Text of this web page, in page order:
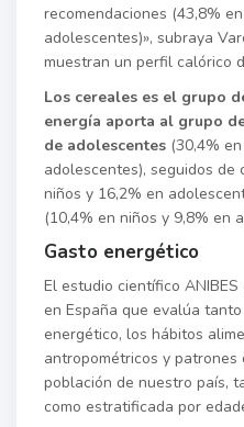
recomendaciones (43,8%
adolescentes)», subraya
muestran un perfil calórico
Los cereales es el grupo
energía aporta al grupo
de adolescentes (30,4%
adolescentes), seguidos de
niños y 16,2% en
(10,4% en niños y 9,8% en
Gasto energético
El estudio científico
en España que evalúa
energético, los hábitos
antropométricos y
población de nuestro país,
como estratificada por